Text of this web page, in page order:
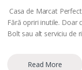
Casa de Marcat
Fără opriri inutile. Doar
Bolt sau alt serviciu de
Read More